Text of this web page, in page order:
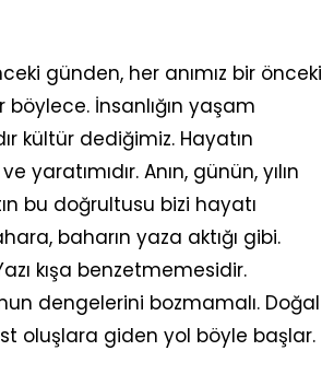
günden, her anımız bir önceki
İnsanlığın yaşam
kültür dediğimiz. Hayatın
Anın, günün, yılın
bu doğrultusu bizi hayatı
baharın yaza aktığı gibi.
kışa benzetmemesidir.
dengelerini bozmamalı. Doğal
oluşlara giden yol böyle başlar.